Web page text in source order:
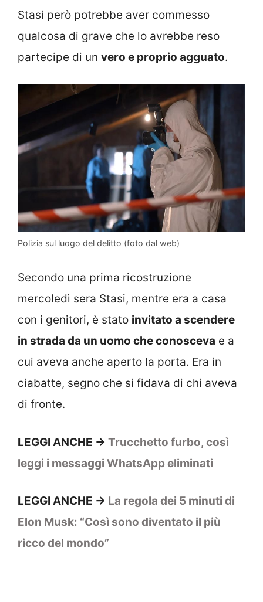
Stasi però potrebbe aver commesso
qualcosa di grave che lo avrebbe reso
partecipe di un vero e proprio agguato.
Polizia sul luogo del delitto (foto dal web)
Secondo una prima ricostruzione
mercoledì sera Stasi, mentre era a casa
con i genitori, è stato invitato a scendere
in strada da un uomo che conosceva e a
cui aveva anche aperto la porta. Era in
ciabatte, segno che si fidava di chi aveva
di fronte.
LEGGI ANCHE -> Trucchetto furbo, così
leggi i messaggi WhatsApp eliminati
LEGGI ANCHE -> La regola dei 5 minuti di
Elon Musk: “Così sono diventato il più
ricco del mondo”